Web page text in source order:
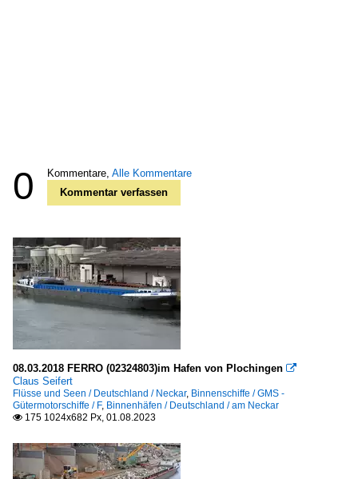
0 Kommentare, Alle Kommentare
Kommentar verfassen
08.03.2018 FERRO (02324803)im Hafen von Plochingen 
Claus Seifert
Flüsse und Seen / Deutschland / Neckar, Binnenschiffe / GMS -
Gütermotorschiffe / F, Binnenhäfen / Deutschland / am Neckar
 175 1024x682 Px, 01.08.2023